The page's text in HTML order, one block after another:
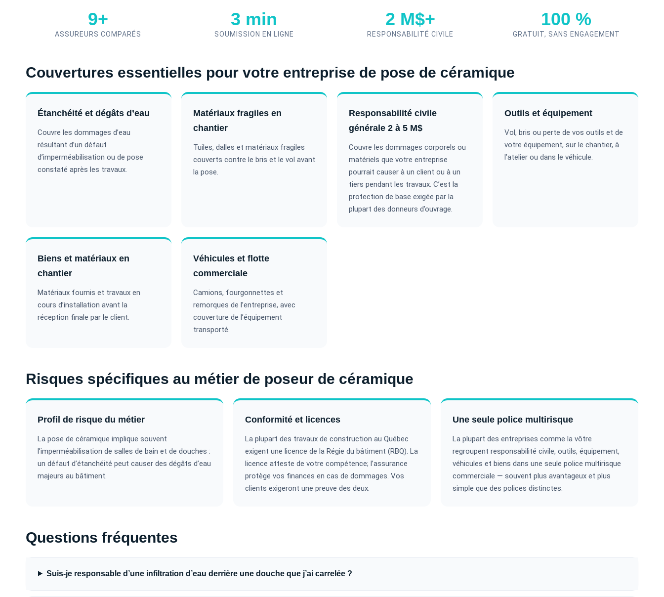
9+
ASSUREURS COMPARÉS
3 min
SOUMISSION EN LIGNE
2 M$+
RESPONSABILITÉ CIVILE
100 %
GRATUIT, SANS ENGAGEMENT
Couvertures essentielles pour votre entreprise de pose de céramique
Étanchéité et dégâts d’eau
Couvre les dommages d’eau
résultant d’un défaut
d’imperméabilisation ou de pose
constaté après les travaux.
Matériaux fragiles en
chantier
Tuiles, dalles et matériaux fragiles
couverts contre le bris et le vol avant
la pose.
Responsabilité civile
générale 2 à 5 M$
Couvre les dommages corporels ou
matériels que votre entreprise
pourrait causer à un client ou à un
tiers pendant les travaux. C’est la
protection de base exigée par la
plupart des donneurs d’ouvrage.
Outils et équipement
Vol, bris ou perte de vos outils et de
votre équipement, sur le chantier, à
l’atelier ou dans le véhicule.
Biens et matériaux en
chantier
Matériaux fournis et travaux en
cours d’installation avant la
réception finale par le client.
Véhicules et flotte
commerciale
Camions, fourgonnettes et
remorques de l’entreprise, avec
couverture de l’équipement
transporté.
Risques spécifiques au métier de poseur de céramique
Profil de risque du métier
La pose de céramique implique souvent
l’imperméabilisation de salles de bain et de douches :
un défaut d’étanchéité peut causer des dégâts d’eau
majeurs au bâtiment.
Conformité et licences
La plupart des travaux de construction au Québec
exigent une licence de la Régie du bâtiment (RBQ). La
licence atteste de votre compétence; l’assurance
protège vos finances en cas de dommages. Vos
clients exigeront une preuve des deux.
Une seule police multirisque
La plupart des entreprises comme la vôtre
regroupent responsabilité civile, outils, équipement,
véhicules et biens dans une seule police multirisque
commerciale — souvent plus avantageux et plus
simple que des polices distinctes.
Questions fréquentes
Suis-je responsable d’une infiltration d’eau derrière une douche que j’ai carrelée ?